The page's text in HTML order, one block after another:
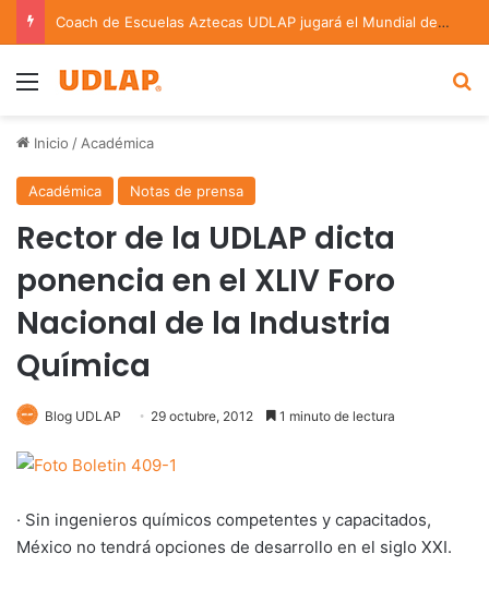
Coach de Escuelas Aztecas UDLAP jugará el Mundial de Flag Football en Alemania
Menu
Inicio / Académica
Académica Notas de prensa
Rector de la UDLAP dicta
ponencia en el XLIV Foro
Nacional de la Industria
Química
Blog UDLAP 29 octubre, 2012 1 minuto de lectura
· Sin ingenieros químicos competentes y capacitados,
México no tendrá opciones de desarrollo en el siglo XXI.